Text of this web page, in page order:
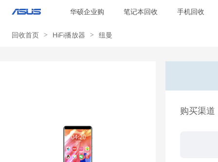
华硕企业购 笔记本回收 手机回收
回收首页 > HiFi播放器 > 纽曼
购买渠道